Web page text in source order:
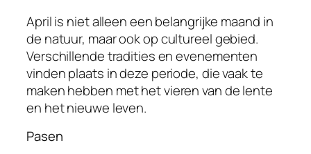
April is niet alleen een belangrijke maand in
de natuur, maar ook op cultureel gebied.
Verschillende tradities en evenementen
vinden plaats in deze periode, die vaak te
maken hebben met het vieren van de lente
en het nieuwe leven.
Pasen